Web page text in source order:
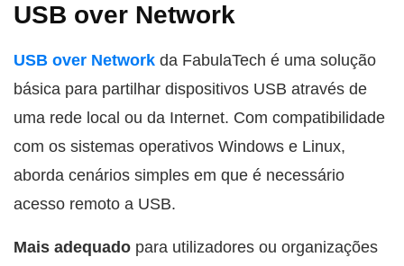
USB over Network
USB over Network da FabulaTech é uma solução
básica para partilhar dispositivos USB através de
uma rede local ou da Internet. Com compatibilidade
com os sistemas operativos Windows e Linux,
aborda cenários simples em que é necessário
acesso remoto a USB.
Mais adequado para utilizadores ou organizações